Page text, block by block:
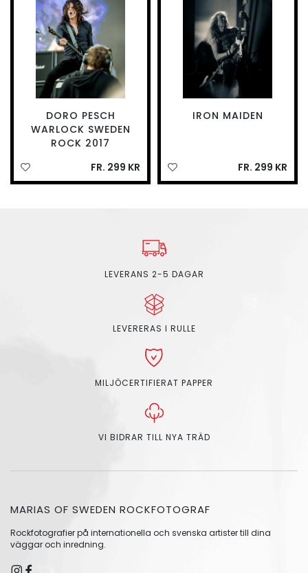
DORO PESCH
WARLOCK SWEDEN
ROCK 2017
FR. 299 KR
IRON MAIDEN
FR. 299 KR
LEVERANS 2-5 DAGAR
LEVERERAS I RULLE
MILJÖCERTIFIERAT PAPPER
VI BIDRAR TILL NYA TRÄD
MARIAS OF SWEDEN ROCKFOTOGRAF
Rockfotografier på internationella och svenska artister till dina
väggar och inredning.